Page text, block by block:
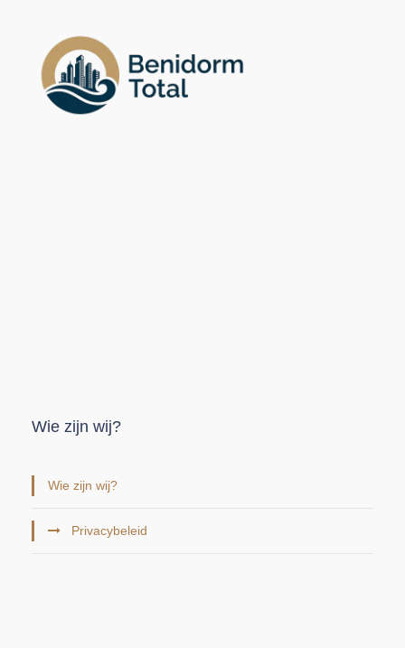
Wie zijn wij?
Wie zijn wij?
Privacybeleid